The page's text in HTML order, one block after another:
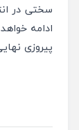
سختی در
ادامه
پیروزی